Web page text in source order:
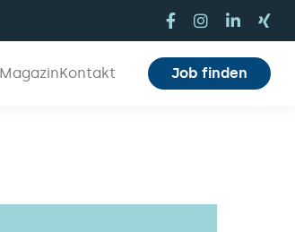
MagazinKontakt Job finden